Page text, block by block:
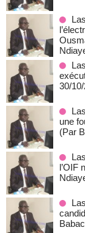
30/
une
(Par
l’OIF